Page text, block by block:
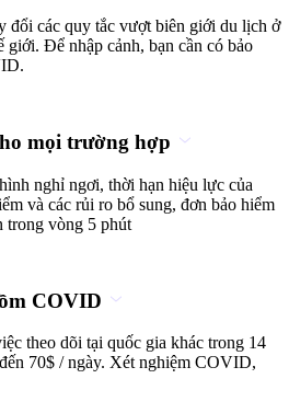
đổi các quy tắc vượt biên giới du lịch ở
giới. Để nhập cảnh, bạn cần có bảo
mọi trường hợp
nghỉ ngơi, thời hạn hiệu lực của
và các rủi ro bổ sung, đơn bảo hiểm
trong vòng 5 phút
COVID
theo dõi tại quốc gia khác trong 14
70$ / ngày. Xét nghiệm COVID,